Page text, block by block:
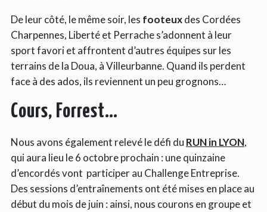
De leur côté, le même soir, les footeuxdes Cordées
Charpennes, Liberté et Perrache s’adonnent à leur
sport favori et affrontent d’autres équipes sur les
terrains de la Doua, à Villeurbanne. Quand ils perdent
face à des ados, ils reviennent un peu grognons…
Cours, Forrest…
Nous avons également relevé le défi du RUN in LYON,
qui aura lieu le 6 octobre prochain : une quinzaine
d’encordés vont participer au Challenge Entreprise.
Des sessions d’entraînements ont été mises en place au
début du mois de juin : ainsi, nous courons en groupe et